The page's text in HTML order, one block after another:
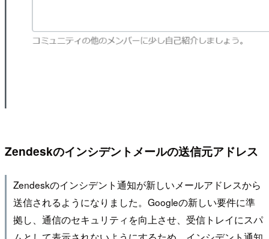
Zendeskのインシデントメールの送信元アドレス
Zendeskのインシデント通知が新しいメールアドレスから
送信されるようになりました。Googleの新しい要件に準
拠し、通信のセキュリティを向上させ、受信トレイにスパ